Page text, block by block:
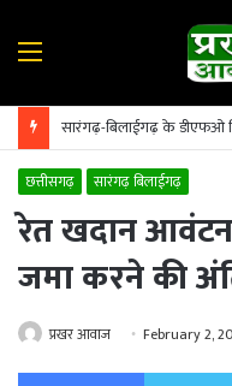
Menu
छत्तीसगढ़ सारंगढ़ बिलाईगढ़
रेत खदान
जमा करने की
प्रखर आवाज February 2,
Facebook